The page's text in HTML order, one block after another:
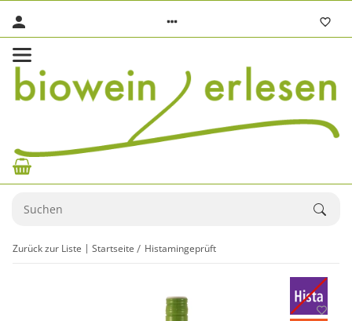
Zurück zur Liste Startseite Histamingeprüft